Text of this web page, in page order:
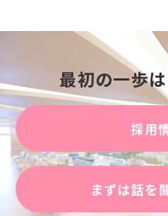
最初の一歩
採用
まずは話を